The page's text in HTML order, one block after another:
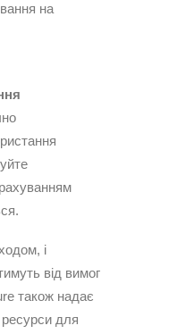
на
і
від вимог
також надає
для